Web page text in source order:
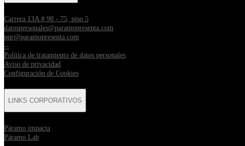
Carrera 13A # 98 - 75, piso 5
datospersonales@paramopresenta.com
pqr@paramopresenta.com
--
Política de tratamiento de datos personales
Aviso de privacidad
Configuración de Cookies
LINKS CORPORATIVOS
⁠Páramo impacta
Páramo Lab